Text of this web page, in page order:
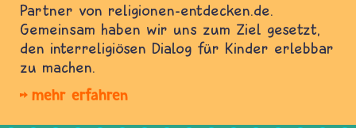
Partner von religionen-entdecken.de.
Gemeinsam haben wir uns zum Ziel gesetzt,
den interreligiösen Dialog für Kinder erlebbar
zu machen.
mehr erfahren